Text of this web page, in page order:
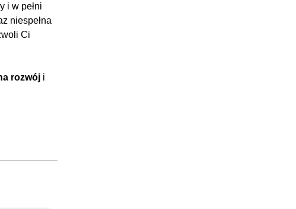
00:09:14
00:15:53
00:07:06
i w pełni
niespełna
Ci
rozwój i